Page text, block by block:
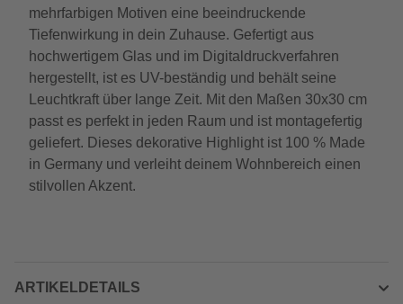
mehrfarbigen Motiven eine beeindruckende
Tiefenwirkung in dein Zuhause. Gefertigt aus
hochwertigem Glas und im Digitaldruckverfahren
hergestellt, ist es UV-beständig und behält seine
Leuchtkraft über lange Zeit. Mit den Maßen 30x30 cm
passt es perfekt in jeden Raum und ist montagefertig
geliefert. Dieses dekorative Highlight ist 100 % Made
in Germany und verleiht deinem Wohnbereich einen
stilvollen Akzent.
ARTIKELDETAILS